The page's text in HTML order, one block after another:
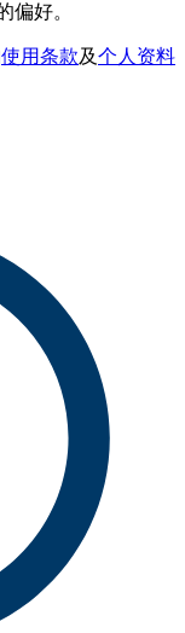
偏好。
使用条款及个人资料